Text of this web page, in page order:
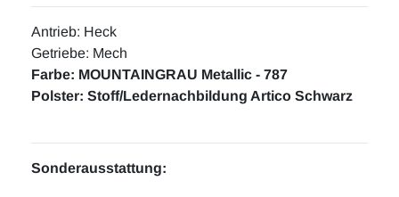
Antrieb: Heck
Getriebe: Mech
Farbe: MOUNTAINGRAU Metallic - 787
Polster: Stoff/Ledernachbildung Artico Schwarz
Sonderausstattung: